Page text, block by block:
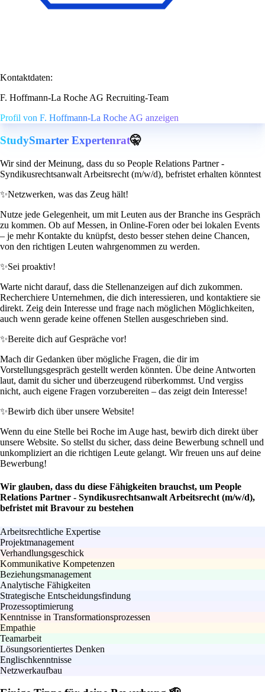
Kontaktdaten:
F. Hoffmann-La Roche AG Recruiting-Team
Profil von F. Hoffmann-La Roche AG anzeigen
StudySmarter Expertenrat🤫
Wir sind der Meinung, dass du so People Relations Partner -
Syndikusrechtsanwalt Arbeitsrecht (m/w/d), befristet erhalten könntest
✨Netzwerken, was das Zeug hält!
Nutze jede Gelegenheit, um mit Leuten aus der Branche ins Gespräch
zu kommen. Ob auf Messen, in Online-Foren oder bei lokalen Events
– je mehr Kontakte du knüpfst, desto besser stehen deine Chancen,
von den richtigen Leuten wahrgenommen zu werden.
✨Sei proaktiv!
Warte nicht darauf, dass die Stellenanzeigen auf dich zukommen.
Recherchiere Unternehmen, die dich interessieren, und kontaktiere sie
direkt. Zeig dein Interesse und frage nach möglichen Möglichkeiten,
auch wenn gerade keine offenen Stellen ausgeschrieben sind.
✨Bereite dich auf Gespräche vor!
Mach dir Gedanken über mögliche Fragen, die dir im
Vorstellungsgespräch gestellt werden könnten. Übe deine Antworten
laut, damit du sicher und überzeugend rüberkommst. Und vergiss
nicht, auch eigene Fragen vorzubereiten – das zeigt dein Interesse!
✨Bewirb dich über unsere Website!
Wenn du eine Stelle bei Roche im Auge hast, bewirb dich direkt über
unsere Website. So stellst du sicher, dass deine Bewerbung schnell und
unkompliziert an die richtigen Leute gelangt. Wir freuen uns auf deine
Bewerbung!
Wir glauben, dass du diese Fähigkeiten brauchst, um People
Relations Partner - Syndikusrechtsanwalt Arbeitsrecht (m/w/d),
befristet mit Bravour zu bestehen
Arbeitsrechtliche Expertise
Projektmanagement
Verhandlungsgeschick
Kommunikative Kompetenzen
Beziehungsmanagement
Analytische Fähigkeiten
Strategische Entscheidungsfindung
Prozessoptimierung
Kenntnisse in Transformationsprozessen
Empathie
Teamarbeit
Lösungsorientiertes Denken
Englischkenntnisse
Netzwerkaufbau